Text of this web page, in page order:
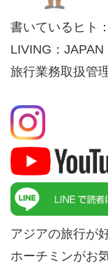
書いているヒト：
LIVING：JAPAN
旅行業務取扱管
アジアの旅行が
ホーチミンがお